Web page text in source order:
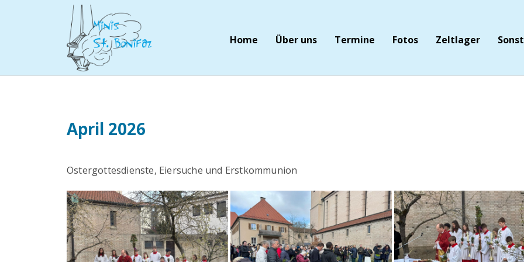
Home Über uns Termine Fotos Zeltlager
April 2026
Ostergottesdienste, Eiersuche und Erstkommunion